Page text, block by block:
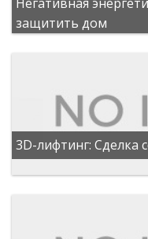
защитить дом
3D-лифтинг: Сделка